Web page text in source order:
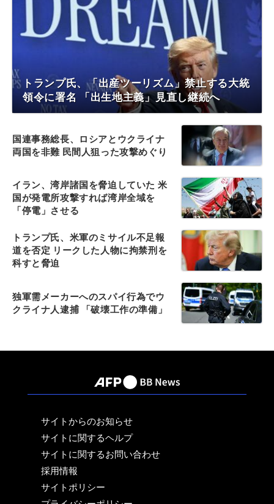
トランプ氏、「出産ツーリズム」禁止する大統
領令に署名 「出生地主義」見直し継続へ
国連事務総長、ロシアとウクライナ
両国を非難 民間人狙った攻撃めぐり
イラン、湾岸諸国を脅迫していた 米
国が発電所攻撃すれば湾岸全域を
「停電」させる
トランプ氏、米軍のミサイル不足報
道を否定 リークした人物に拘禁刑を
科すと脅迫
独軍需メーカーへのスパイ行為でウ
クライナ人逮捕 「破壊工作の準備」
サイトからのお知らせ
サイトに関するヘルプ
サイトに関するお問い合わせ
採用情報
サイトポリシー